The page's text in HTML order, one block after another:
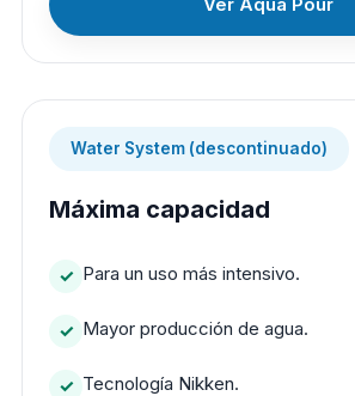
Water System (descontinuado)
Máxima capacidad
Para un uso más intensivo.
Mayor producción de agua.
Tecnología Nikken.